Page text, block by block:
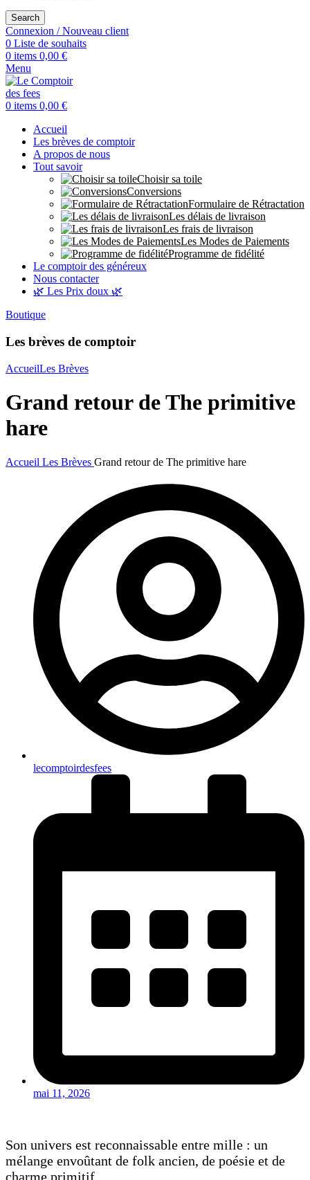
Search
Connexion / Nouveau client
0 Liste de souhaits
0 items 0,00 €
Menu
0 items 0,00 €
Accueil
Les brèves de comptoir
A propos de nous
Tout savoir
Choisir sa toile
Conversions
Formulaire de Rétractation
Les délais de livraison
Les frais de livraison
Les Modes de Paiements
Programme de fidélité
Le comptoir des généreux
Nous contacter
🌿 Les Prix doux 🌿
Boutique
Les brèves de comptoir
AccueilLes Brèves
Grand retour de The primitive
hare
Accueil Les Brèves Grand retour de The primitive hare
lecomptoirdesfees
mai 11, 2026
Son univers est reconnaissable entre mille : un
mélange envoûtant de folk ancien, de poésie et de
charme primitif.